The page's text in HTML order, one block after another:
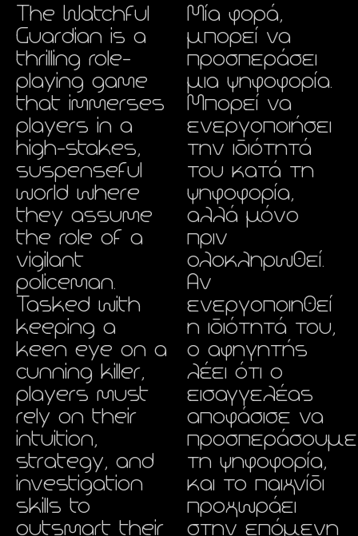
The Watchful
Guardian is a
thrilling role-
playing game
that immerses
players in a
high-stakes,
suspenseful
world where
they assume
the role of a
vigilant
policeman.
Tasked with
keeping a
keen eye on a
cunning killer,
players must
rely on their
intuition,
strategy, and
investigation
skills to
outsmart their
Μία φορά,
μπορεί να
προσπεράσει
μια ψηφοφορία.
Μπορεί να
ενεργοποιήσει
την ιδιότητά
του κατά τη
ψηφοφορία,
αλλά μόνο
πριν
ολοκληρωθεί.
Αν
ενεργοποιηθεί
η ιδιότητά του,
ο αφηγητής
λέει ότι ο
εισαγγελέας
αποφάσισε να
προσπεράσουμε
τη ψηφοφορία,
και το παιχνίδι
προχωράει
στην επόμενη